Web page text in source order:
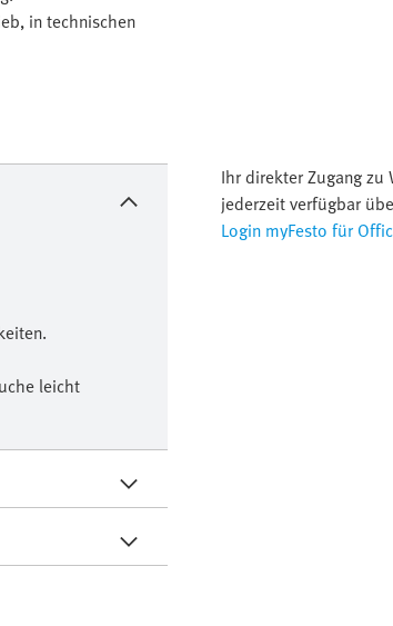
in technischen
leicht
Ihr direkter Zugang zu
jederzeit verfügbar
Login myFesto für